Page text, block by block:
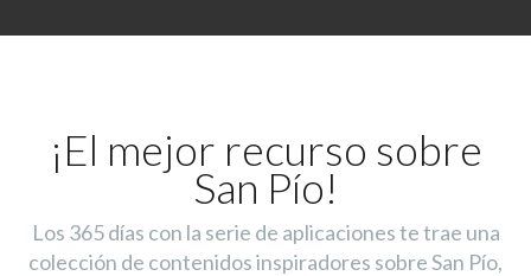
¡El mejor recurso sobre
San Pío!
Los 365 días con la serie de aplicaciones te trae una
colección de contenidos inspiradores sobre San Pío,